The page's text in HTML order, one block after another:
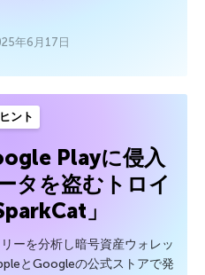
年6月17日
ヒント
Playに侵入
タを盗むトロイ
」
ーを分析し暗号資産ウォレッ
とGoogleの公式ストアで発